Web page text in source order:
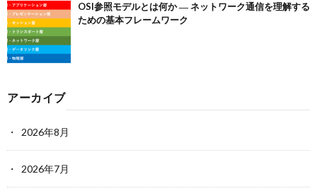
OSI参照モデルとは何か ― ネットワーク通信を理解する
ための基本フレームワーク
アーカイブ
2026年8月
2026年7月